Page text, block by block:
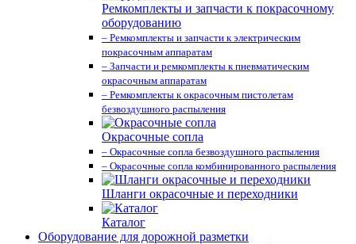
Ремкомплекты и запчасти к покрасочному
оборудованию
– Ремкомплекты и запчасти к электрическим
покрасочным аппаратам
– Запчасти и ремкомплекты к пневматическим
окрасочным аппаратам
– Ремкомплекты к окрасочным пистолетам
безвоздушного распыления
Окрасочные сопла
– Окрасочные сопла безвоздушного распыления
– Окрасочные сопла комбинированного распыления
Шланги окрасочные и переходники
Каталог
Оборудование для дорожной разметки